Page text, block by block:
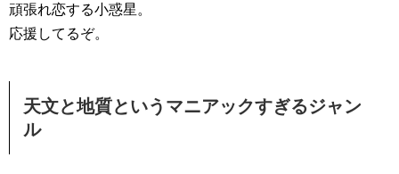
頑張れ恋する小惑星。
応援してるぞ。
天文と地質というマニアックすぎるジャン
ル